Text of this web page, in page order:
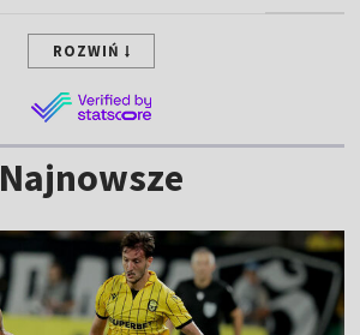
ROZWIŃ
Najnowsze